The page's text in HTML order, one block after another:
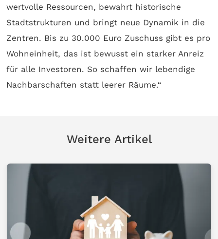
wertvolle Ressourcen, bewahrt historische
Stadtstrukturen und bringt neue Dynamik in die
Zentren. Bis zu 30.000 Euro Zuschuss gibt es pro
Wohneinheit, das ist bewusst ein starker Anreiz
für alle Investoren. So schaffen wir lebendige
Nachbarschaften statt leerer Räume.“
Weitere Artikel